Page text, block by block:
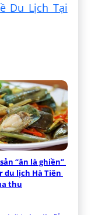
Du Lịch Tại
“ăn là ghiền”
du lịch Hà Tiên
thu